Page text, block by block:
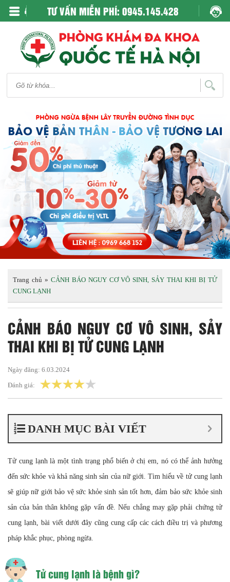
TƯ VẤN MIỄN PHÍ: 0945.145.428
Trang chủ » CẢNH BÁO NGUY CƠ VÔ SINH, SẢY THAI KHI BỊ TỬ
CUNG LẠNH
CẢNH BÁO NGUY CƠ VÔ SINH, SẢY
THAI KHI BỊ TỬ CUNG LẠNH
Ngày đăng: 6.03.2024
Đánh giá:
DANH MỤC BÀI VIẾT
Tử cung lạnh là một tình trạng phổ biến ở chị em, nó có thể ảnh hưởng
đến sức khỏe và khả năng sinh sản của nữ giới. Tìm hiểu về tử cung lạnh
sẽ giúp nữ giới bảo vệ sức khỏe sinh sản tốt hơn, đảm bảo sức khỏe sinh
sản của bản thân không gặp vấn đề. Nếu chẳng may gặp phải chứng tử
cung lạnh, bài viết dưới đây cũng cung cấp các cách điều trị và phương
pháp khắc phục, phòng ngừa.
Tử cung lạnh là bệnh gì?